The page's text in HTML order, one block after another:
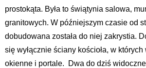
prostokąta. Była to świątynia salowa,
granitowych. W późniejszym czasie od
dobudowana została do niej zakrystia.
się wyłącznie ściany kościoła, w
okienne i portale. Dwa do dziś